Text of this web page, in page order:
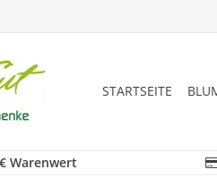
STARTSEITE
Warenwert